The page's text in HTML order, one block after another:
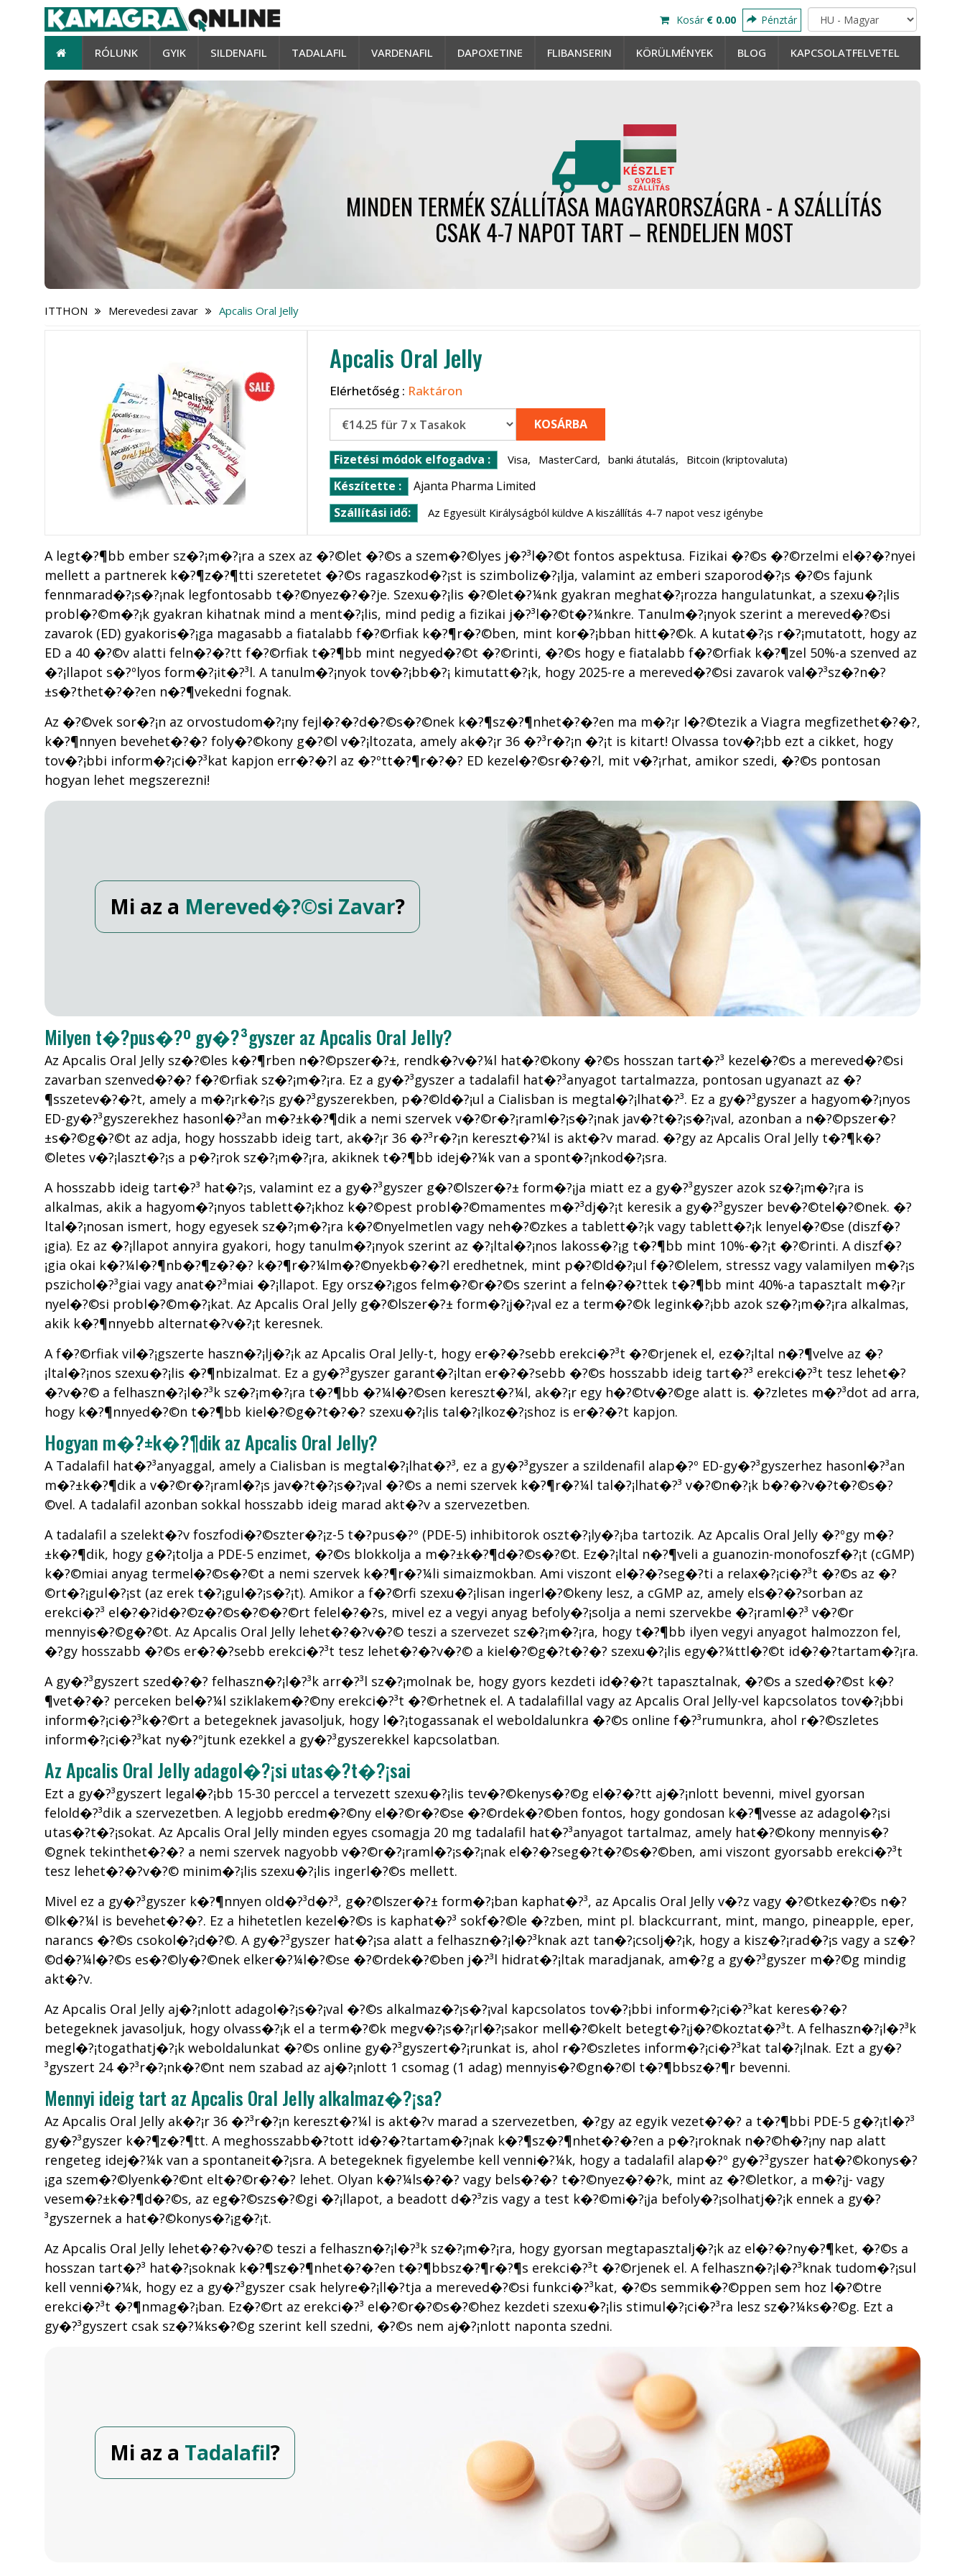
Kosár € 0.00 Pénztár
RÓLUNK GYIK SILDENAFIL TADALAFIL VARDENAFIL DAPOXETINE FLIBANSERIN KÖRÜLMÉNYEK BLOG KAPCSOLATFELVETEL
MINDEN TERMÉK SZÁLLÍTÁSA MAGYARORSZÁGRA - A SZÁLLÍTÁS
CSAK 4-7 NAPOT TART – RENDELJEN MOST
ITTHON Merevedesi zavar Apcalis Oral Jelly
Apcalis Oral Jelly
Elérhetőség : Raktáron
KOSÁRBA
Fizetési módok elfogadva : Visa, MasterCard, banki átutalás, Bitcoin (kriptovaluta)
Készítette :
Ajanta Pharma Limited
Szállítási idő:
Az Egyesült Királyságból küldve A kiszállítás 4-7 napot vesz igénybe
A legt�?¶bb ember sz�?¡m�?¡ra a szex az �?©let �?©s a szem�?©lyes j�?³l�?©t fontos aspektusa. Fizikai �?©s �?©rzelmi el�?�?nyei
mellett a partnerek k�?¶z�?¶tti szeretetet �?©s ragaszkod�?¡st is szimboliz�?¡lja, valamint az emberi szaporod�?¡s �?©s fajunk
fennmarad�?¡s�?¡nak legfontosabb t�?©nyez�?�?je. Szexu�?¡lis �?©let�?¼nk gyakran meghat�?¡rozza hangulatunkat, a szexu�?¡lis
probl�?©m�?¡k gyakran kihatnak mind a ment�?¡lis, mind pedig a fizikai j�?³l�?©t�?¼nkre. Tanulm�?¡nyok szerint a mereved�?©si
zavarok (ED) gyakoris�?¡ga magasabb a fiatalabb f�?©rfiak k�?¶r�?©ben, mint kor�?¡bban hitt�?©k. A kutat�?¡s r�?¡mutatott, hogy az
ED a 40 �?©v alatti feln�?�?tt f�?©rfiak t�?¶bb mint negyed�?©t �?©rinti, �?©s hogy e fiatalabb f�?©rfiak k�?¶zel 50%-a szenved az
�?¡llapot s�?ºlyos form�?¡it�?³l. A tanulm�?¡nyok tov�?¡bb�?¡ kimutatt�?¡k, hogy 2025-re a mereved�?©si zavarok val�?³sz�?­n�?
±s�?­thet�?�?en n�?¶vekedni fognak.
Az �?©vek sor�?¡n az orvostudom�?¡ny fejl�?�?d�?©s�?©nek k�?¶sz�?¶nhet�?�?en ma m�?¡r l�?©tezik a Viagra megfizethet�?�?,
k�?¶nnyen bevehet�?�? foly�?©kony g�?©l v�?¡ltozata, amely ak�?¡r 36 �?³r�?¡n �?¡t is kitart! Olvassa tov�?¡bb ezt a cikket, hogy
tov�?¡bbi inform�?¡ci�?³kat kapjon err�?�?l az �?ºtt�?¶r�?�? ED kezel�?©sr�?�?l, mit v�?¡rhat, amikor szedi, �?©s pontosan
hogyan lehet megszerezni!
Mi az a Mereved�?©si Zavar?
Milyen t�?­pus�?º gy�?³gyszer az Apcalis Oral Jelly?
Az Apcalis Oral Jelly sz�?©les k�?¶rben n�?©pszer�?±, rendk�?­v�?¼l hat�?©kony �?©s hosszan tart�?³ kezel�?©s a mereved�?©si
zavarban szenved�?�? f�?©rfiak sz�?¡m�?¡ra. Ez a gy�?³gyszer a tadalafil hat�?³anyagot tartalmazza, pontosan ugyanazt az �?
¶sszetev�?�?t, amely a m�?¡rk�?¡s gy�?³gyszerekben, p�?©ld�?¡ul a Cialisban is megtal�?¡lhat�?³. Ez a gy�?³gyszer a hagyom�?¡nyos
ED-gy�?³gyszerekhez hasonl�?³an m�?±k�?¶dik a nemi szervek v�?©r�?¡raml�?¡s�?¡nak jav�?­t�?¡s�?¡val, azonban a n�?©pszer�?
±s�?©g�?©t az adja, hogy hosszabb ideig tart, ak�?¡r 36 �?³r�?¡n kereszt�?¼l is akt�?­v marad. �?gy az Apcalis Oral Jelly t�?¶k�?
©letes v�?¡laszt�?¡s a p�?¡rok sz�?¡m�?¡ra, akiknek t�?¶bb idej�?¼k van a spont�?¡nkod�?¡sra.
A hosszabb ideig tart�?³ hat�?¡s, valamint ez a gy�?³gyszer g�?©lszer�?± form�?¡ja miatt ez a gy�?³gyszer azok sz�?¡m�?¡ra is
alkalmas, akik a hagyom�?¡nyos tablett�?¡khoz k�?©pest probl�?©mamentes m�?³dj�?¡t keresik a gy�?³gyszer bev�?©tel�?©nek. �?
ltal�?¡nosan ismert, hogy egyesek sz�?¡m�?¡ra k�?©nyelmetlen vagy neh�?©zkes a tablett�?¡k vagy tablett�?¡k lenyel�?©se (diszf�?
¡gia). Ez az �?¡llapot annyira gyakori, hogy tanulm�?¡nyok szerint az �?¡ltal�?¡nos lakoss�?¡g t�?¶bb mint 10%-�?¡t �?©rinti. A diszf�?
¡gia okai k�?¼l�?¶nb�?¶z�?�? k�?¶r�?¼lm�?©nyekb�?�?l eredhetnek, mint p�?©ld�?¡ul f�?©lelem, stressz vagy valamilyen m�?¡s
pszichol�?³giai vagy anat�?³miai �?¡llapot. Egy orsz�?¡gos felm�?©r�?©s szerint a feln�?�?ttek t�?¶bb mint 40%-a tapasztalt m�?¡r
nyel�?©si probl�?©m�?¡kat. Az Apcalis Oral Jelly g�?©lszer�?± form�?¡j�?¡val ez a term�?©k legink�?¡bb azok sz�?¡m�?¡ra alkalmas,
akik k�?¶nnyebb alternat�?­v�?¡t keresnek.
A f�?©rfiak vil�?¡gszerte haszn�?¡lj�?¡k az Apcalis Oral Jelly-t, hogy er�?�?sebb erekci�?³t �?©rjenek el, ez�?¡ltal n�?¶velve az �?
¡ltal�?¡nos szexu�?¡lis �?¶nbizalmat. Ez a gy�?³gyszer garant�?¡ltan er�?�?sebb �?©s hosszabb ideig tart�?³ erekci�?³t tesz lehet�?
�?v�?© a felhaszn�?¡l�?³k sz�?¡m�?¡ra t�?¶bb �?¼l�?©sen kereszt�?¼l, ak�?¡r egy h�?©tv�?©ge alatt is. �?zletes m�?³dot ad arra,
hogy k�?¶nnyed�?©n t�?¶bb kiel�?©g�?­t�?�? szexu�?¡lis tal�?¡lkoz�?¡shoz is er�?�?t kapjon.
Hogyan m�?±k�?¶dik az Apcalis Oral Jelly?
A Tadalafil hat�?³anyaggal, amely a Cialisban is megtal�?¡lhat�?³, ez a gy�?³gyszer a szildenafil alap�?º ED-gy�?³gyszerhez hasonl�?³an
m�?±k�?¶dik a v�?©r�?¡raml�?¡s jav�?­t�?¡s�?¡val �?©s a nemi szervek k�?¶r�?¼l tal�?¡lhat�?³ v�?©n�?¡k b�?�?v�?­t�?©s�?
©vel. A tadalafil azonban sokkal hosszabb ideig marad akt�?­v a szervezetben.
A tadalafil a szelekt�?­v foszfodi�?©szter�?¡z-5 t�?­pus�?º (PDE-5) inhibitorok oszt�?¡ly�?¡ba tartozik. Az Apcalis Oral Jelly �?ºgy m�?
±k�?¶dik, hogy g�?¡tolja a PDE-5 enzimet, �?©s blokkolja a m�?±k�?¶d�?©s�?©t. Ez�?¡ltal n�?¶veli a guanozin-monofoszf�?¡t (cGMP)
k�?©miai anyag termel�?©s�?©t a nemi szervek k�?¶r�?¼li simaizmokban. Ami viszont el�?�?seg�?­ti a relax�?¡ci�?³t �?©s az �?
©rt�?¡gul�?¡st (az erek t�?¡gul�?¡s�?¡t). Amikor a f�?©rfi szexu�?¡lisan ingerl�?©keny lesz, a cGMP az, amely els�?�?sorban az
erekci�?³ el�?�?id�?©z�?©s�?©�?©rt felel�?�?s, mivel ez a vegyi anyag befoly�?¡solja a nemi szervekbe �?¡raml�?³ v�?©r
mennyis�?©g�?©t. Az Apcalis Oral Jelly lehet�?�?v�?© teszi a szervezet sz�?¡m�?¡ra, hogy t�?¶bb ilyen vegyi anyagot halmozzon fel,
�?­gy hosszabb �?©s er�?�?sebb erekci�?³t tesz lehet�?�?v�?© a kiel�?©g�?­t�?�? szexu�?¡lis egy�?¼ttl�?©t id�?�?tartam�?¡ra.
A gy�?³gyszert szed�?�? felhaszn�?¡l�?³k arr�?³l sz�?¡molnak be, hogy gyors kezdeti id�?�?t tapasztalnak, �?©s a szed�?©st k�?
¶vet�?�? perceken bel�?¼l sziklakem�?©ny erekci�?³t �?©rhetnek el. A tadalafillal vagy az Apcalis Oral Jelly-vel kapcsolatos tov�?¡bbi
inform�?¡ci�?³k�?©rt a betegeknek javasoljuk, hogy l�?¡togassanak el weboldalunkra �?©s online f�?³rumunkra, ahol r�?©szletes
inform�?¡ci�?³kat ny�?ºjtunk ezekkel a gy�?³gyszerekkel kapcsolatban.
Az Apcalis Oral Jelly adagol�?¡si utas�?­t�?¡sai
Ezt a gy�?³gyszert legal�?¡bb 15-30 perccel a tervezett szexu�?¡lis tev�?©kenys�?©g el�?�?tt aj�?¡nlott bevenni, mivel gyorsan
felold�?³dik a szervezetben. A legjobb eredm�?©ny el�?©r�?©se �?©rdek�?©ben fontos, hogy gondosan k�?¶vesse az adagol�?¡si
utas�?­t�?¡sokat. Az Apcalis Oral Jelly minden egyes csomagja 20 mg tadalafil hat�?³anyagot tartalmaz, amely hat�?©kony mennyis�?
©gnek tekinthet�?�? a nemi szervek nagyobb v�?©r�?¡raml�?¡s�?¡nak el�?�?seg�?­t�?©s�?©ben, ami viszont gyorsabb erekci�?³t
tesz lehet�?�?v�?© minim�?¡lis szexu�?¡lis ingerl�?©s mellett.
Mivel ez a gy�?³gyszer k�?¶nnyen old�?³d�?³, g�?©lszer�?± form�?¡ban kaphat�?³, az Apcalis Oral Jelly v�?­z vagy �?©tkez�?©s n�?
©lk�?¼l is bevehet�?�?. Ez a hihetetlen kezel�?©s is kaphat�?³ sokf�?©le �?­zben, mint pl. blackcurrant, mint, mango, pineapple, eper,
narancs �?©s csokol�?¡d�?©. A gy�?³gyszer hat�?¡sa alatt a felhaszn�?¡l�?³knak azt tan�?¡csolj�?¡k, hogy a kisz�?¡rad�?¡s vagy a sz�?
©d�?¼l�?©s es�?©ly�?©nek elker�?¼l�?©se �?©rdek�?©ben j�?³l hidrat�?¡ltak maradjanak, am�?­g a gy�?³gyszer m�?©g mindig
akt�?­v.
Az Apcalis Oral Jelly aj�?¡nlott adagol�?¡s�?¡val �?©s alkalmaz�?¡s�?¡val kapcsolatos tov�?¡bbi inform�?¡ci�?³kat keres�?�?
betegeknek javasoljuk, hogy olvass�?¡k el a term�?©k megv�?¡s�?¡rl�?¡sakor mell�?©kelt betegt�?¡j�?©koztat�?³t. A felhaszn�?¡l�?³k
megl�?¡togathatj�?¡k weboldalunkat �?©s online gy�?³gyszert�?¡runkat is, ahol r�?©szletes inform�?¡ci�?³kat tal�?¡lnak. Ezt a gy�?
³gyszert 24 �?³r�?¡nk�?©nt nem szabad az aj�?¡nlott 1 csomag (1 adag) mennyis�?©gn�?©l t�?¶bbsz�?¶r bevenni.
Mennyi ideig tart az Apcalis Oral Jelly alkalmaz�?¡sa?
Az Apcalis Oral Jelly ak�?¡r 36 �?³r�?¡n kereszt�?¼l is akt�?­v marad a szervezetben, �?­gy az egyik vezet�?�? a t�?¶bbi PDE-5 g�?¡tl�?³
gy�?³gyszer k�?¶z�?¶tt. A meghosszabb�?­tott id�?�?tartam�?¡nak k�?¶sz�?¶nhet�?�?en a p�?¡roknak n�?©h�?¡ny nap alatt
rengeteg idej�?¼k van a spontaneit�?¡sra. A betegeknek figyelembe kell venni�?¼k, hogy a tadalafil alap�?º gy�?³gyszer hat�?©konys�?
¡ga szem�?©lyenk�?©nt elt�?©r�?�? lehet. Olyan k�?¼ls�?�? vagy bels�?�? t�?©nyez�?�?k, mint az �?©letkor, a m�?¡j- vagy
vesem�?±k�?¶d�?©s, az eg�?©szs�?©gi �?¡llapot, a beadott d�?³zis vagy a test k�?©mi�?¡ja befoly�?¡solhatj�?¡k ennek a gy�?
³gyszernek a hat�?©konys�?¡g�?¡t.
Az Apcalis Oral Jelly lehet�?�?v�?© teszi a felhaszn�?¡l�?³k sz�?¡m�?¡ra, hogy gyorsan megtapasztalj�?¡k az el�?�?ny�?¶ket, �?©s a
hosszan tart�?³ hat�?¡soknak k�?¶sz�?¶nhet�?�?en t�?¶bbsz�?¶r�?¶s erekci�?³t �?©rjenek el. A felhaszn�?¡l�?³knak tudom�?¡sul
kell venni�?¼k, hogy ez a gy�?³gyszer csak helyre�?¡ll�?­tja a mereved�?©si funkci�?³kat, �?©s semmik�?©ppen sem hoz l�?©tre
erekci�?³t �?¶nmag�?¡ban. Ez�?©rt az erekci�?³ el�?©r�?©s�?©hez kezdeti szexu�?¡lis stimul�?¡ci�?³ra lesz sz�?¼ks�?©g. Ezt a
gy�?³gyszert csak sz�?¼ks�?©g szerint kell szedni, �?©s nem aj�?¡nlott naponta szedni.
Mi az a Tadalafil?